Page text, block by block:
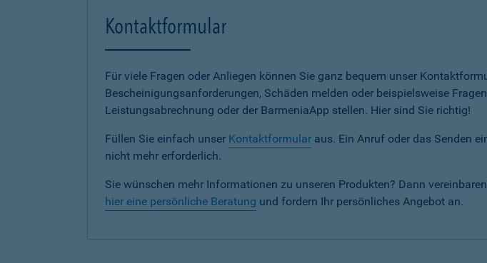
Kontaktformular
Für viele Fragen oder Anliegen können Sie ganz bequem unser
Bescheinigungsanforderungen, Schäden melden oder beispielsweise
Leistungsabrechnung oder der BarmeniaApp stellen. Hier sind Sie richtig!
Füllen Sie einfach unser Kontaktformular aus. Ein Anruf oder das Senden
nicht mehr erforderlich.
Sie wünschen mehr Informationen zu unseren Produkten? Dann
hier eine persönliche Beratung und fordern Ihr persönliches Angebot an.